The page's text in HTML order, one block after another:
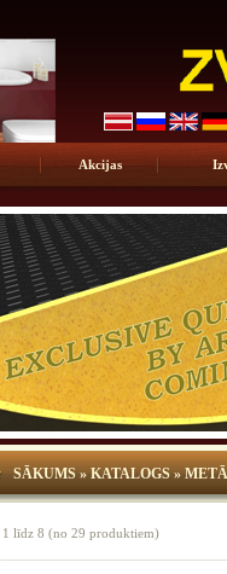
Akcijas
SĀKUMS»KATALOGS»
1 līdz 8 (no 29 produktiem)